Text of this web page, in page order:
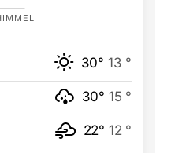
30° 13 °
30° 15 °
22° 12 °